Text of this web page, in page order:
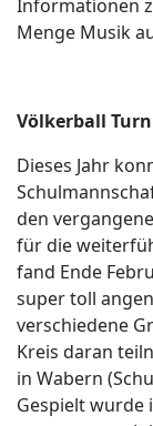
Informationen
Menge Musik
Völkerball
Dieses Jahr
den
für die
fand Ende
super toll
verschiedene
Kreis daran
in Wabern
Gespielt wurde